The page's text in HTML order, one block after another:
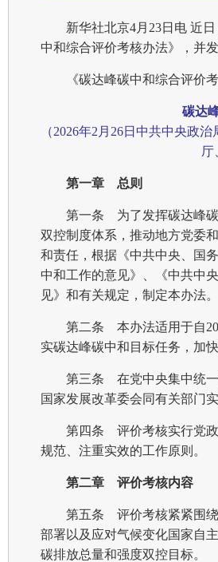
新华社北京4月23日电 近
中和综合评价考核办法》，并
《碳达峰碳中和综合评价
碳达
（2026年2月26日中共中央政
厅
第一章 总则
第一条 为了发挥碳达峰
双控制度体系，推动地方党委
和责任，根据《中共中央、国
中和工作的意见》、《中共中
见》和有关规定，制定本办法。
第二条 本办法适用于自
实碳达峰碳中和目标任务，加
第三条 在党中央集中统
国家发展改革委会同有关部门实
第四条 评价考核实行党
规范、注重实效的工作原则。
第二章 评价考核内容
第五条 评价考核紧紧围
部署以及应对气候变化国家自
碳排放总量和强度双控目标。